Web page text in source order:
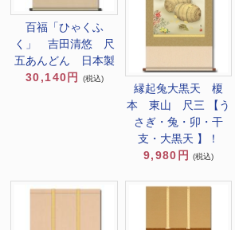
百福「ひゃくふ
く」 吉田清悠 尺
五あんどん 日本製
30,140円
(税込)
縁起兔大黒天 榎
本 東山 尺三 【う
さぎ・兔・卯・干
支・大黒天 】！
9,980円
(税込)